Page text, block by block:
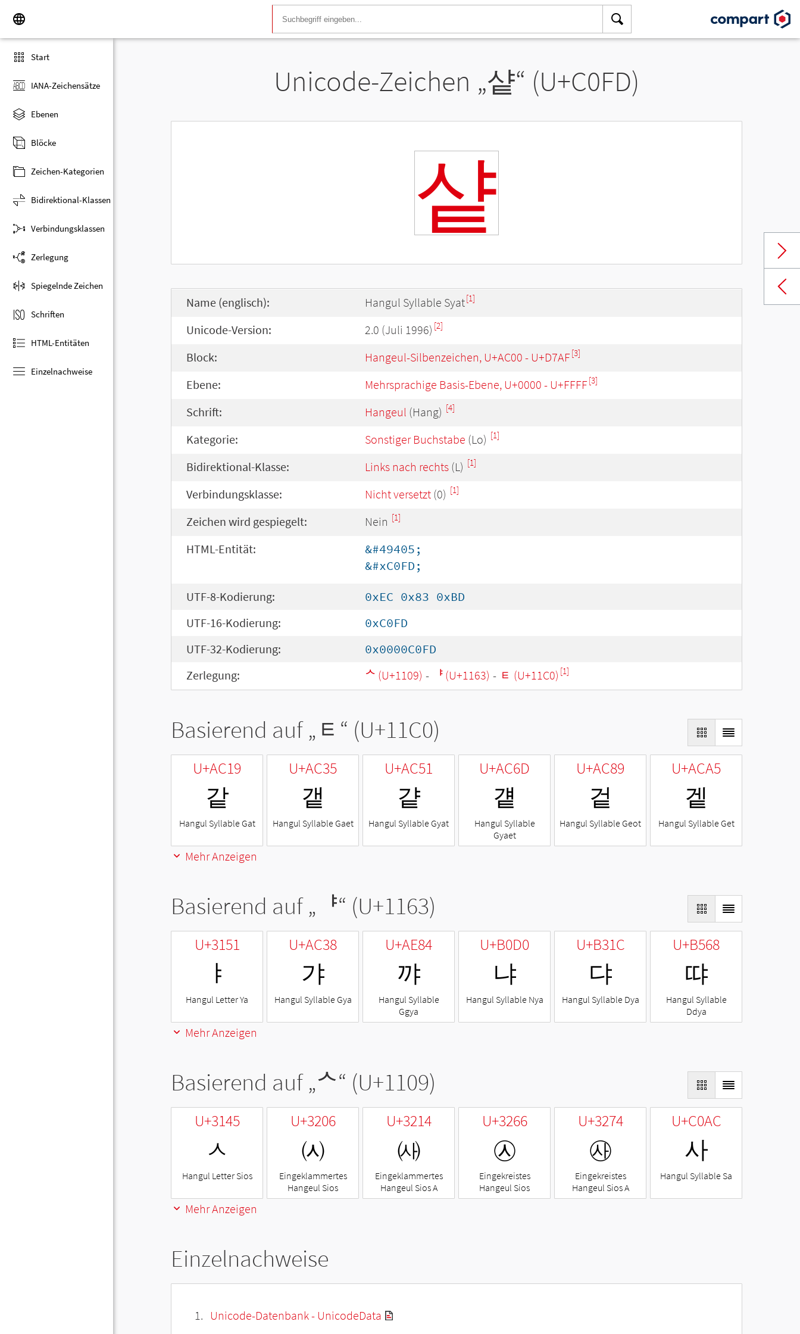
Start
IANA-Zeichensätze
Ebenen
Blöcke
Zeichen-Kategorien
Bidirektional-Klassen
Verbindungsklassen
Zerlegung
Spiegelnde Zeichen
Schriften
HTML-Entitäten
Einzelnachweise
Unicode-Zeichen „샽“ (U+C0FD)
샽
Name (englisch): Hangul Syllable Syat[1]
Unicode-Version: 2.0 (Juli 1996) [2]
Block: Hangeul-Silbenzeichen, U+AC00 - U+D7AF[3]
Ebene: Mehrsprachige Basis-Ebene, U+0000 - U+FFFF[3]
Schrift: Hangeul (Hang) [4]
Kategorie: Sonstiger Buchstabe (Lo) [1]
Bidirektional-Klasse: Links nach rechts (L) [1]
Verbindungsklasse: Nicht versetzt (0) [1]
Zeichen wird gespiegelt: Nein [1]
HTML-Entität:
&#49405;
&#xC0FD;
UTF-8-Kodierung:
0xEC 0x83 0xBD
UTF-16-Kodierung:
0xC0FD
UTF-32-Kodierung:
0x0000C0FD
Zerlegung:
ᄉ (U+1109) - ᅣ (U+1163) - ᇀ (U+11C0) [1]
Basierend auf „ ᇀ “ (U+11C0)
U+AC19
같
Hangul Syllable Gat
U+AC35
갵
Hangul Syllable Gaet
U+AC51
걑
Hangul Syllable Gyat
U+AC6D
걭
Hangul Syllable
Gyaet
U+AC89
겉
Hangul Syllable Geot
U+ACA5
겥
Hangul Syllable Get
Mehr Anzeigen
Basierend auf „ ᅣ“ (U+1163)
U+3151
ㅑ
Hangul Letter Ya
U+AC38
갸
Hangul Syllable Gya
U+AE84
꺄
Hangul Syllable
Ggya
U+B0D0
냐
Hangul Syllable Nya
U+B31C
댜
Hangul Syllable Dya
U+B568
땨
Hangul Syllable
Ddya
Mehr Anzeigen
Basierend auf „ᄉ“ (U+1109)
U+3145
ㅅ
Hangul Letter Sios
U+3206
㈆
Eingeklammertes
Hangeul Sios
U+3214
㈔
Eingeklammertes
Hangeul Sios A
U+3266
㉦
Eingekreistes
Hangeul Sios
U+3274
㉴
Eingekreistes
Hangeul Sios A
U+C0AC
사
Hangul Syllable Sa
Mehr Anzeigen
Einzelnachweise
Unicode-Datenbank - UnicodeData